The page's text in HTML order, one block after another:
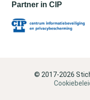
Partner in CIP
© 2017-2026